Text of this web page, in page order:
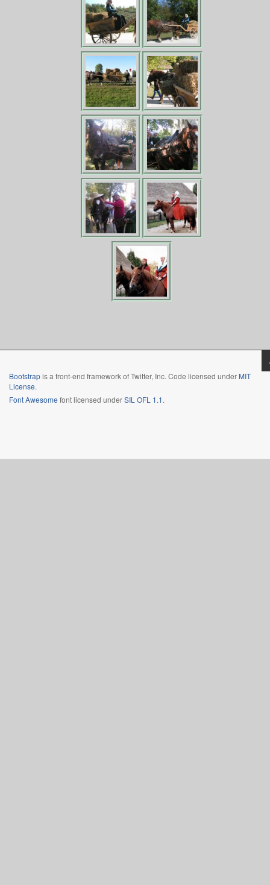
Bootstrapis a front-end framework of Twitter, Inc. Code licensed under MIT
License.
Font Awesome font licensed underSIL OFL 1.1.